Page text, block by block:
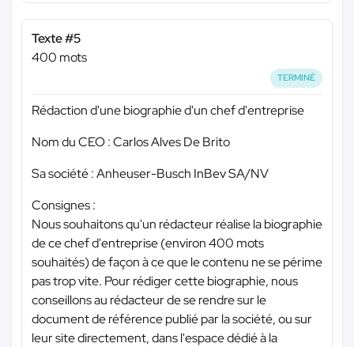
Texte #5
400 mots
TERMINÉ
Rédaction d'une biographie d'un chef d'entreprise
Nom du CEO : Carlos Alves De Brito
Sa société : Anheuser-Busch InBev SA/NV
Consignes :
Nous souhaitons qu'un rédacteur réalise la biographie
de ce chef d'entreprise (environ 400 mots
souhaités) de façon à ce que le contenu ne se périme
pas trop vite. Pour rédiger cette biographie, nous
conseillons au rédacteur de se rendre sur le
document de référence publié par la société, ou sur
leur site directement, dans l'espace dédié à la